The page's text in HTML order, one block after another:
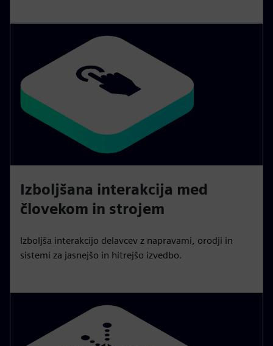
Izboljšana interakcija med
človekom in strojem
Izboljša interakcijo delavcev z napravami, orodji in
sistemi za jasnejšo in hitrejšo izvedbo.